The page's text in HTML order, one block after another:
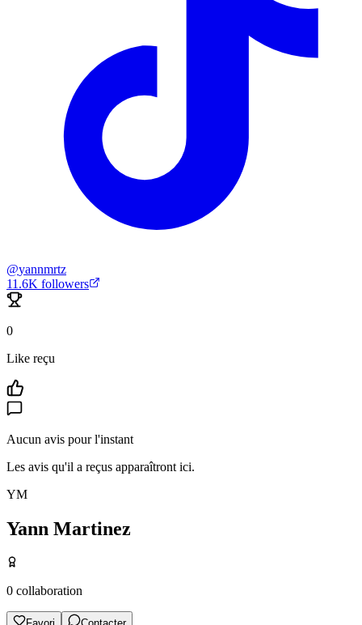
@yannmrtz
11.6K followers
0
Like reçu
Aucun avis pour l'instant
Les avis qu'il a reçus apparaîtront ici.
YM
Yann Martinez
0 collaboration